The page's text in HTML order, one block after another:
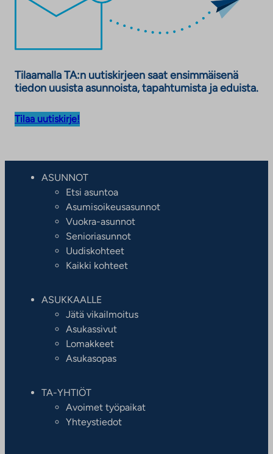
Tilaamalla TA:n uutiskirjeen saat ensimmäisenä
tiedon uusista asunnoista, tapahtumista ja eduista.
Tilaa uutiskirje!
ASUNNOT
Etsi asuntoa
Asumisoikeusasunnot
Vuokra-asunnot
Senioriasunnot
Uudiskohteet
Kaikki kohteet
ASUKKAALLE
Jätä vikailmoitus
Asukassivut
Lomakkeet
Asukasopas
TA-YHTIÖT
Avoimet työpaikat
Yhteystiedot